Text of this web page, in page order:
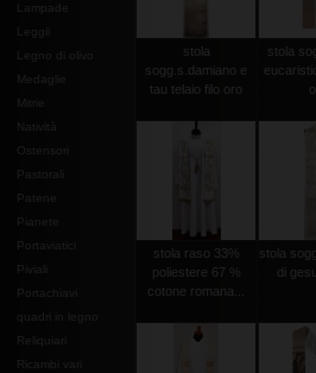
Leggii
Legno di olivo
Medaglie
Mitrie
Natività
Ostensori
Pastorali
Patene
Pianete
Portaviatici
Piviali
Portachiavi
quadri in legno
Reliquiari
Ricambi vari
stola
sogg.s.damiano e
tau telaio filo oro
stola
stola raso 33%
poliestere 67 %
cotone romana...
stola
di